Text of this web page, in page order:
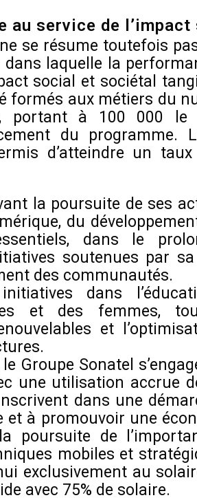
au service de l’impact
se résume toutefois
laquelle la
social et sociétal
formés aux métiers du
portant à 100 000
du programme.
d’atteindre un taux
la poursuite de ses
du
dans le
soutenues par
des communautés.
dans
et des femmes,
et
Groupe Sonatel
une utilisation accrue
dans une
et à promouvoir une
poursuite de
mobiles et
exclusivement au
avec 75% de solaire.